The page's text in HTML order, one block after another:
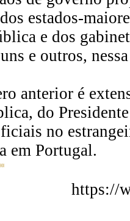
estados-
e dos
e outros,
anterior é
do
no
em Portugal.
https://